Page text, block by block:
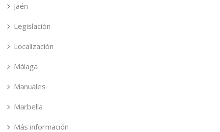
Jaén
Legislación
Localización
Málaga
Manuales
Marbella
Más información